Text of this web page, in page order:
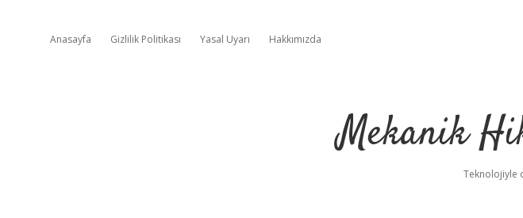
Anasayfa Gizlilik Politikası Yasal Uyarı Hakkımızda
Mekanik
Teknolojiyle